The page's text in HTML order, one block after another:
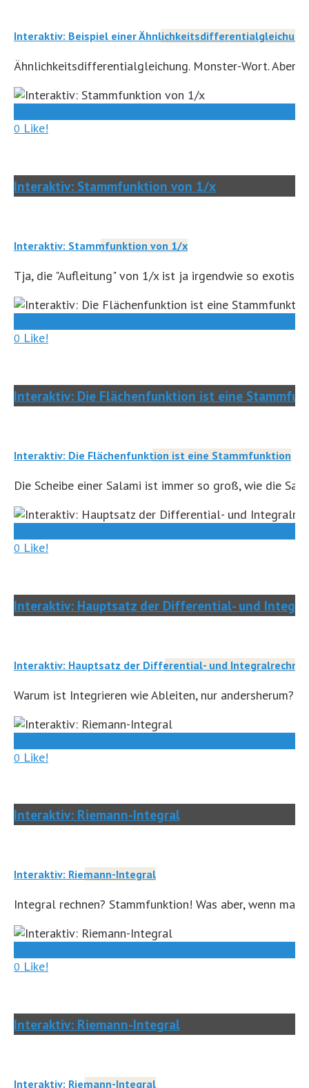
Interaktiv: Beispiel einer Ähnlichkeitsdifferentialgleichung
Ähnlichkeitsdifferentialgleichung. Monster-Wort. Aber
0 Like!
Interaktiv: Stammfunktion von 1/x
Interaktiv: Stammfunktion von 1/x
Tja, die "Aufleitung" von 1/x ist ja irgendwie so
0 Like!
Interaktiv: Die Flächenfunktion ist eine
Interaktiv: Die Flächenfunktion ist eine Stammfunktion
Die Scheibe einer Salami ist immer so groß, wie die
0 Like!
Interaktiv: Hauptsatz der Differential- und
Interaktiv: Hauptsatz der Differential- und
Warum ist Integrieren wie Ableiten, nur andersherum?
0 Like!
Interaktiv: Riemann-Integral
Interaktiv: Riemann-Integral
Integral rechnen? Stammfunktion! Was aber, wenn
0 Like!
Interaktiv: Riemann-Integral
Interaktiv: Riemann-Integral